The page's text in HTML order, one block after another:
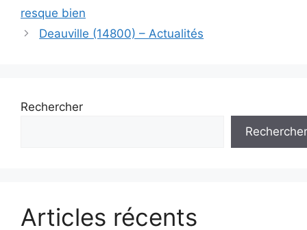
resque bien
Deauville (14800) – Actualités
Rechercher
Rechercher
Articles récents